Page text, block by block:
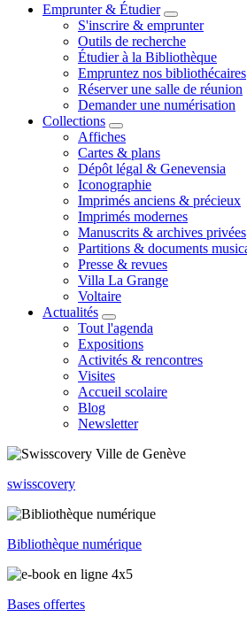
Emprunter & Étudier
S'inscrire & emprunter
Outils de recherche
Étudier à la Bibliothèque
Empruntez nos bibliothécaires
Réserver une salle de réunion
Demander une numérisation
Collections
Affiches
Cartes & plans
Dépôt légal & Genevensia
Iconographie
Imprimés anciens & précieux
Imprimés modernes
Manuscrits & archives privées
Partitions & documents
Presse & revues
Villa La Grange
Voltaire
Actualités
Tout l'agenda
Expositions
Activités & rencontres
Visites
Accueil scolaire
Blog
Newsletter
swisscovery
Bibliothèque numérique
Bases offertes